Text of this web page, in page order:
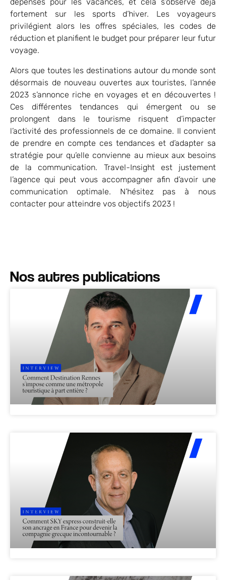
fortement sur les sports d’hiver. Les voyageurs
privilégient alors les offres spéciales, les codes de
réduction et planifient le budget pour préparer leur futur
voyage.
Alors que toutes les destinations autour du monde sont
désormais de nouveau ouvertes aux touristes, l’année
2023 s’annonce riche en voyages et en découvertes !
Ces différentes tendances qui émergent ou se
prolongent dans le tourisme risquent d’impacter
l’activité des professionnels de ce domaine. Il convient
de prendre en compte ces tendances et d’adapter sa
stratégie pour qu’elle convienne au mieux aux besoins
de la communication. Travel-Insight est justement
l’agence qui peut vous accompagner afin d’avoir une
communication optimale. N’hésitez pas à nous
contacter pour atteindre vos objectifs 2023 !
Nos autres publications